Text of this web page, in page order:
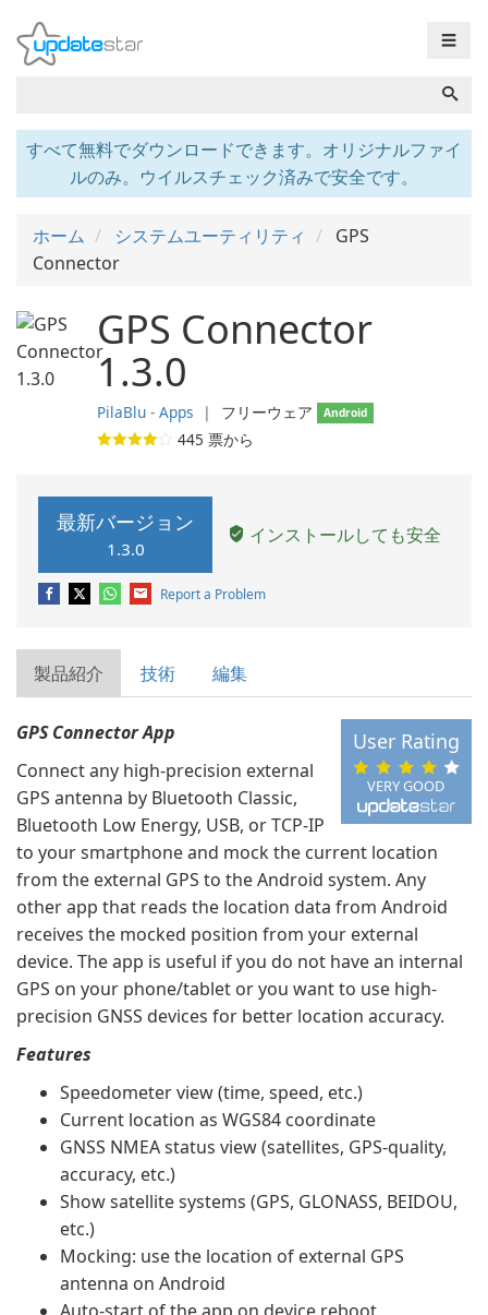
☰
すべて無料でダウンロードできます。オリジナルファイ
ルのみ。ウイルスチェック済みで安全です。
ホーム システムユーティリティ
GPS
Connector
GPS Connector
1.3.0
PilaBlu - Apps ❘ フリーウェア Android
445 票から
最新バージョン
1.3.0
インストールしても安全
Report a Problem
製品紹介 技術 編集
VERY GOOD
User Rating
GPS Connector App
Connect any high-precision external
GPS antenna by Bluetooth Classic,
Bluetooth Low Energy, USB, or TCP-IP
to your smartphone and mock the current location
from the external GPS to the Android system. Any
other app that reads the location data from Android
receives the mocked position from your external
device. The app is useful if you do not have an internal
GPS on your phone/tablet or you want to use high-
precision GNSS devices for better location accuracy.
Features
Speedometer view (time, speed, etc.)
Current location as WGS84 coordinate
GNSS NMEA status view (satellites, GPS-quality,
accuracy, etc.)
Show satellite systems (GPS, GLONASS, BEIDOU,
etc.)
Mocking: use the location of external GPS
antenna on Android